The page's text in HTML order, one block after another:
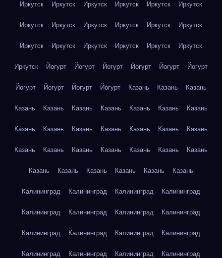
Иркутск Иркутск Иркутск Иркутск Иркутск Иркутск
Иркутск Иркутск Иркутск Иркутск Иркутск Иркутск
Иркутск Иркутск Иркутск Иркутск Иркутск Иркутск
Иркутск Йогурт Йогурт Йогурт Йогурт Йогурт Йогурт
Йогурт Йогурт Йогурт Йогурт Казань Казань Казань
Казань Казань Казань Казань Казань Казань Казань
Казань Казань Казань Казань Казань Казань Казань
Казань Казань Казань Казань Казань Казань Казань
Казань Казань Казань Казань Казань Казань
Калининград Калининград Калининград Калининград
Калининград Калининград Калининград Калининград
Калининград Калининград Калининград Калининград
Калининград Калининград Калининград Калининград